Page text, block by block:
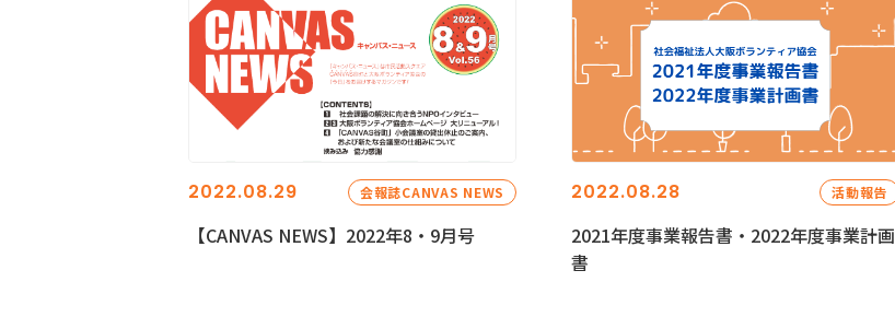
2022.08.29 会報誌CANVAS NEWS
【CANVAS NEWS】2022年8・9月号
2022.08.28 活動報告
2021年度事業報告書・2022年度事業計画
書